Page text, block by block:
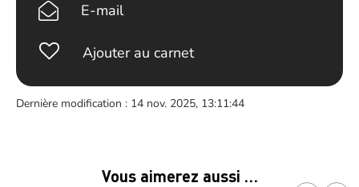
E-mail
Ajouter au carnet
Dernière modification : 14 nov. 2025, 13:11:44
Vous aimerez aussi …